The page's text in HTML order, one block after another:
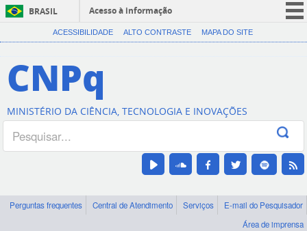
BRASIL
Acesso à informação
CORONAVÍRUS (COVID-19)
Canais
ACESSIBILIDADE ALTO CONTRASTE MAPA DO SITE
CNPq
MINISTÉRIO DA CIÊNCIA, TECNOLOGIA E INOVAÇÕES
Perguntas frequentes Central de Atendimento Serviços
E-mail do Pesquisador
Área de imprensa